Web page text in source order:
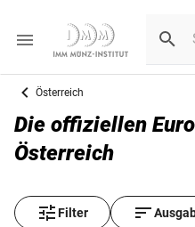
Österreich
Die offiziellen
Österreich
Filter